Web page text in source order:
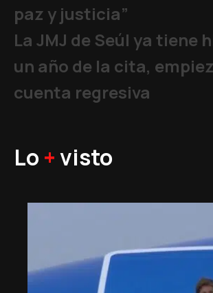
paz y justicia”
La JMJ de Seúl ya tiene
un año de la cita,
cuenta regresiva
Lo +visto